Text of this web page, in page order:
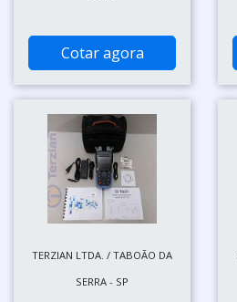
Cotar agora
TERZIAN LTDA. / TABOÃO DA
SERRA - SP